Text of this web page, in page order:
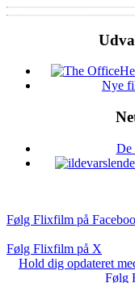
Nye
De
Følg Flixfilm på
Følg Flixfilm på X
Hold dig opdateret
Følg